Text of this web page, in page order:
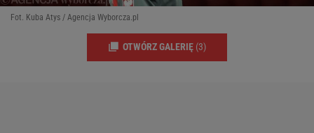
Fot. Kuba Atys / Agencja Wyborcza.pl
OTWÓRZ GALERIĘ (3)